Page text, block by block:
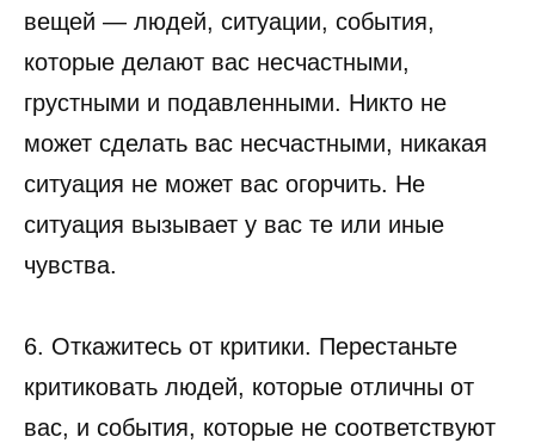
вещей — людей, ситуации, события,
которые делают вас несчастными,
грустными и подавленными. Никто не
может сделать вас несчастными, никакая
ситуация не может вас огорчить. Не
ситуация вызывает у вас те или иные
чувства.
6. Откажитесь от критики. Перестаньте
критиковать людей, которые отличны от
вас, и события, которые не соответствуют